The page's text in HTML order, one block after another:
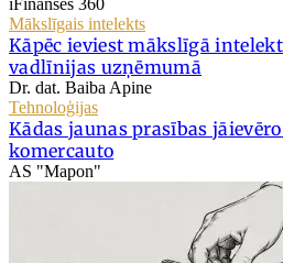
Mākslīgais intelekts
Kāpēc ieviest mākslīgā
vadlīnijas uzņēmumā
Dr. dat. Baiba Apine
Tehnoloģijas
Kādas jaunas prasības
komercauto
AS "Mapon"